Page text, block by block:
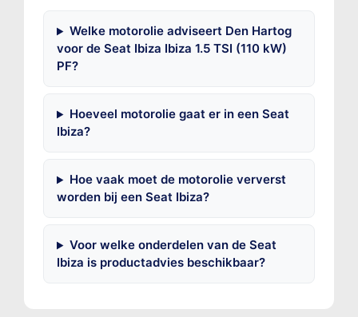
Welke motorolie adviseert Den Hartog
voor de Seat Ibiza Ibiza 1.5 TSI (110 kW)
PF?
Hoeveel motorolie gaat er in een Seat
Ibiza?
Hoe vaak moet de motorolie ververst
worden bij een Seat Ibiza?
Voor welke onderdelen van de Seat
Ibiza is productadvies beschikbaar?